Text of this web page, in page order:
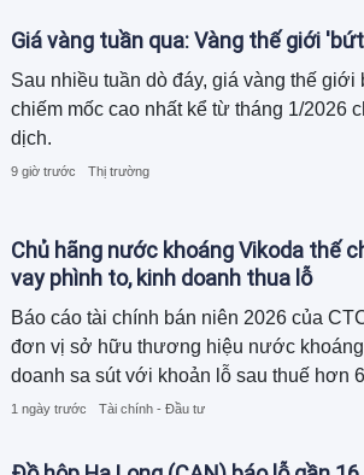
Giá vàng tuần qua: Vàng thế giới
Sau nhiều tuần dò đáy, giá vàng thế
chiếm mốc cao nhất kể từ tháng 1/2026
dịch.
9 giờ trước Thị trường
Chủ hãng nước khoáng Vikoda thế
vay phình to, kinh doanh thua lỗ
Báo cáo tài chính bán niên 2026 của
đơn vị sở hữu thương hiệu nước
doanh sa sút với khoản lỗ sau thuế hơn
2.600 tỷ đồng cùng dòng tiền kinh doanh
khoản vay của công ty con.
1 ngày trước Tài chính - Đầu tư